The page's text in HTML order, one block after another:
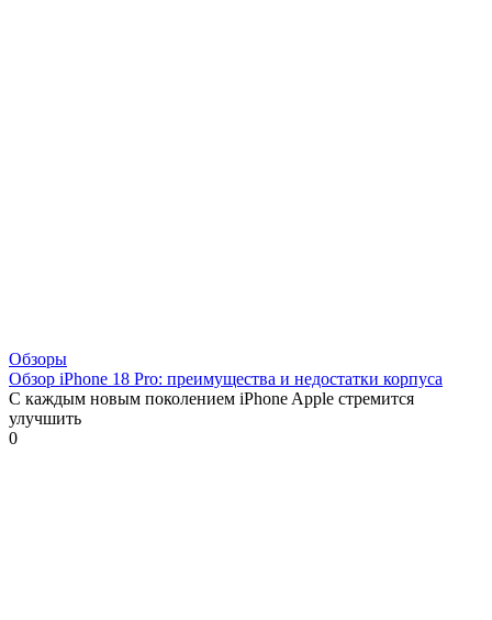
Обзоры
Обзор iPhone 18 Pro: преимущества и недостатки корпуса
С каждым новым поколением iPhone Apple стремится
улучшить
0